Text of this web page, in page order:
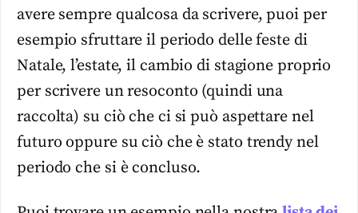
avere sempre qualcosa da scrivere, puoi per
esempio sfruttare il periodo delle feste di
Natale, l’estate, il cambio di stagione proprio
per scrivere un resoconto (quindi una
raccolta) su ciò che ci si può aspettare nel
futuro oppure su ciò che è stato trendy nel
periodo che si è concluso.